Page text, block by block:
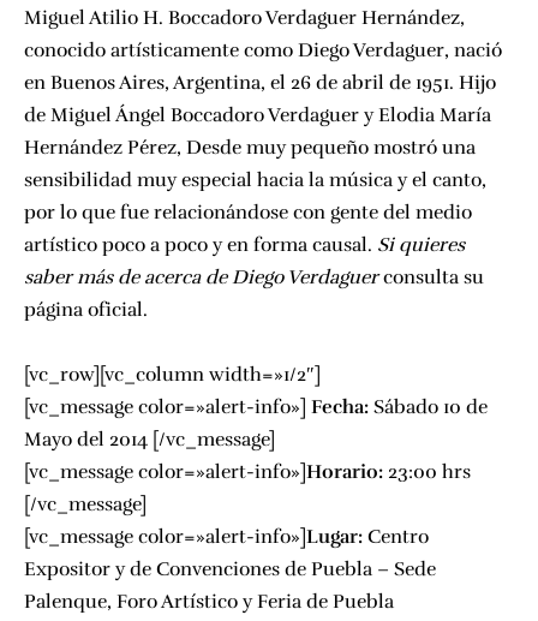
Miguel Atilio H. Boccadoro Verdaguer Hernández,
conocido artísticamente como Diego Verdaguer, nació
en Buenos Aires, Argentina, el 26 de abril de 1951. Hijo
de Miguel Ángel Boccadoro Verdaguer y Elodia María
Hernández Pérez, Desde muy pequeño mostró una
sensibilidad muy especial hacia la música y el canto,
por lo que fue relacionándose con gente del medio
artístico poco a poco y en forma causal. Si quieres
saber más de acerca de Diego Verdaguerconsulta su
página oficial.
[vc_row][vc_column width=»1/2″]
[vc_message color=»alert-info»] Fecha: Sábado 10 de
Mayo del 2014 [/vc_message]
[vc_message color=»alert-info»]Horario: 23:00 hrs
[/vc_message]
[vc_message color=»alert-info»]Lugar: Centro
Expositor y de Convenciones de Puebla – Sede
Palenque, Foro Artístico y Feria de Puebla